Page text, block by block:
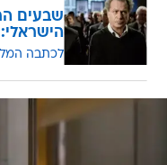
שבעים
הישראלי:
לכתבה